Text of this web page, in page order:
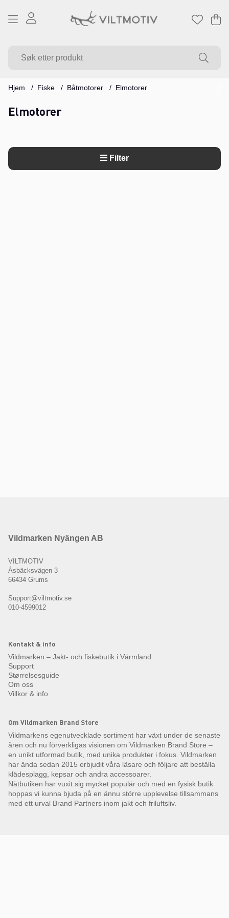
.
Hjem Fiske Båtmotorer Elmotorer
Elmotorer
Filter
Vildmarken Nyängen AB
VILTMOTIV
Åsbäcksvägen 3
66434 Grums
Support@viltmotiv.se
010-4599012
Kontakt & info
Vildmarken – Jakt- och fiskebutik i Värmland
Support
Størrelsesguide
Om oss
Villkor & info
Om Vildmarken Brand Store
Vildmarkens egenutvecklade sortiment har växt under de senaste
åren och nu förverkligas visionen om Vildmarken Brand Store –
en unikt utformad butik, med unika produkter i fokus. Vildmarken
har ända sedan 2015 erbjudit våra läsare och följare att beställa
klädesplagg, kepsar och andra accessoarer.
Nätbutiken har vuxit sig mycket populär och med en fysisk butik
hoppas vi kunna bjuda på en ännu större upplevelse tillsammans
med ett urval Brand Partners inom jakt och friluftsliv.